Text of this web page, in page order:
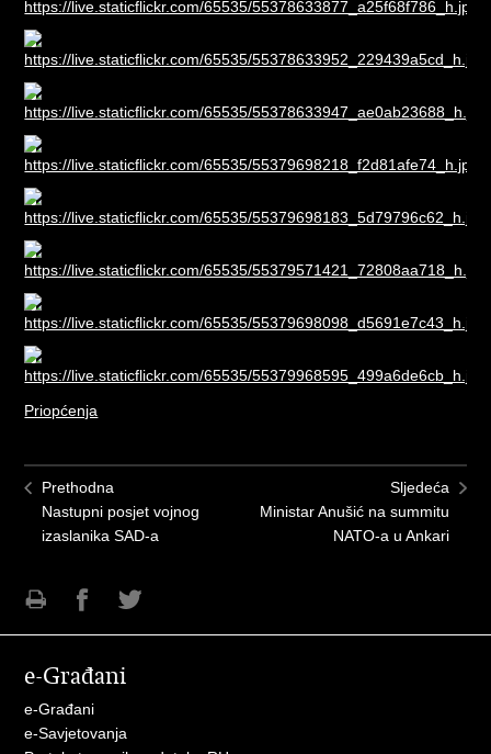
Priopćenja
Prethodna
Nastupni posjet vojnog
izaslanika SAD-a
Sljedeća
Ministar Anušić na summitu
NATO-a u Ankari
FacebookuTwitteru
e-Građani
e-Građani
e-Savjetovanja